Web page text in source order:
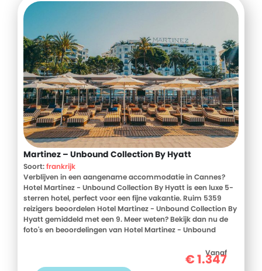
Martinez – Unbound Collection By Hyatt
Soort:frankrijk
Verblijven in een aangename accommodatie in Cannes?
Hotel Martinez - Unbound Collection By Hyatt is een luxe 5-
sterren hotel, perfect voor een fijne vakantie. Ruim 5359
reizigers beoordelen Hotel Martinez - Unbound Collection By
Hyatt gemiddeld met een 9. Meer weten? Bekijk dan nu de
foto's en beoordelingen van Hotel Martinez - Unbound
een heerlijke vakantie in Frankrijk? Boek jouw vakantie naar
Hotel Martinez - Unbound Collection By Hyatt vandaag nog!
Vanaf
€1.347